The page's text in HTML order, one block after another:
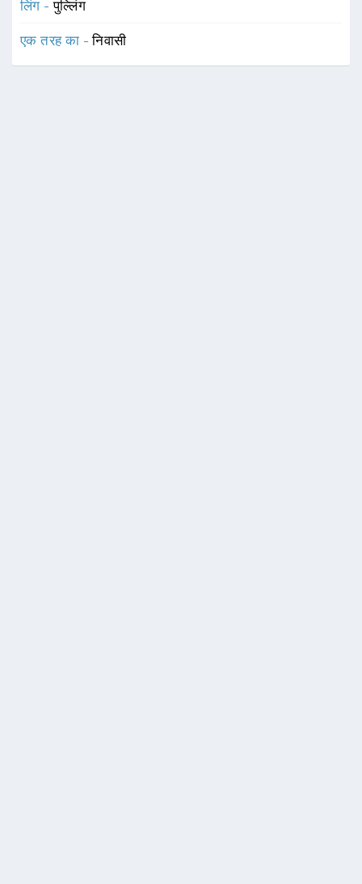
लिंग -पुल्लिंग
एक तरह का -निवासी